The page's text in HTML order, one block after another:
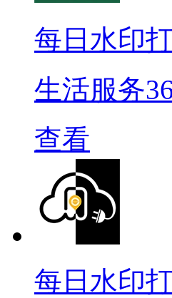
每日水印
生活服务
查看
每日水印